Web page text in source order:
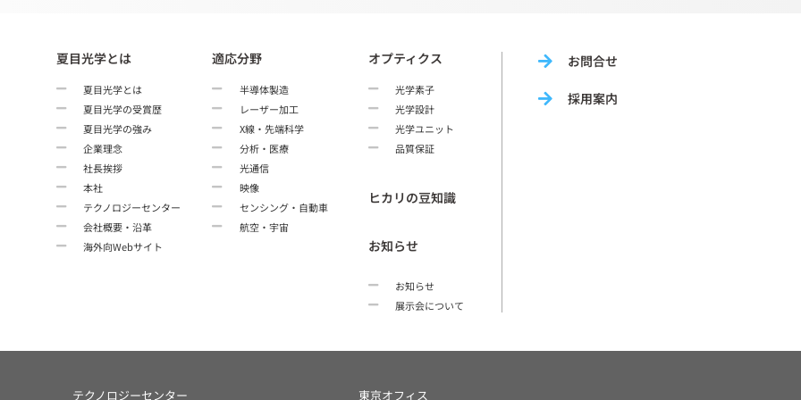
夏目光学とは
夏目光学とは
夏目光学の受賞歴
夏目光学の強み
企業理念
社長挨拶
本社
テクノロジーセンター
会社概要・沿革
海外向Webサイト
適応分野
半導体製造
レーザー加工
X線・先端科学
分析・医療
光通信
映像
センシング・自動車
航空・宇宙
オプティクス
光学素子
光学設計
光学ユニット
品質保証
ヒカリの豆知識
お知らせ
お知らせ
展示会について
お問合せ
採用案内
テクノロジーセンター 東京オフィス